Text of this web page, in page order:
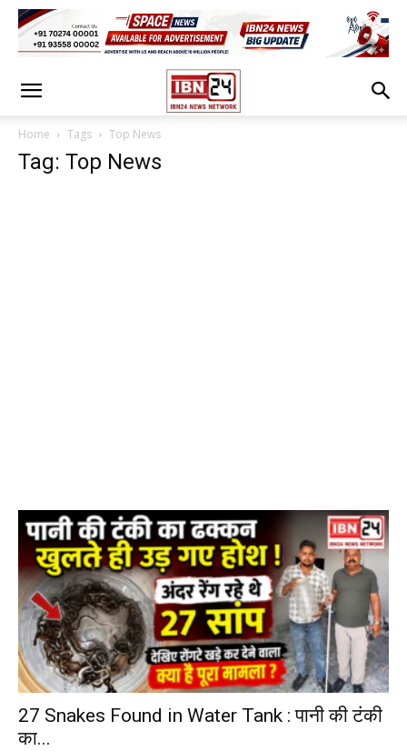
Home Tags Top News
Tag: Top News
27 Snakes Found in Water Tank : पानी की टंकी
का...